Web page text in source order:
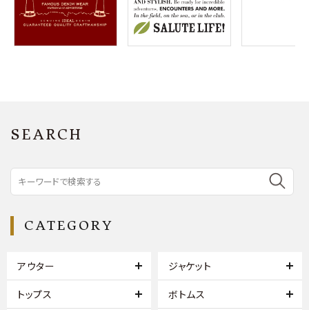
SEARCH
CATEGORY
アウター ジャケット
トップス ボトムス